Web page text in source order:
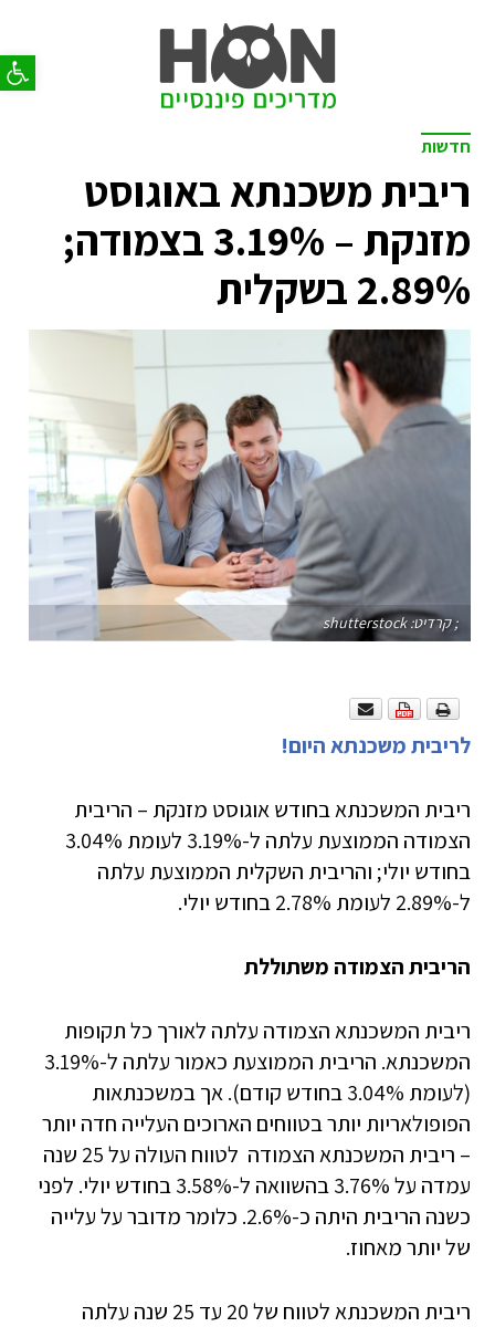
פתח
חדשות
ריבית משכנתא באוגוסט
מזנקת – 3.19% בצמודה;
2.89% בשקלית
; קרדיט: shutterstock
לריבית משכנתא היום!
ריבית המשכנתא בחודש אוגוסט מזנקת – הריבית
הצמודה הממוצעת עלתה ל-3.19% לעומת 3.04%
בחודש יולי; והריבית השקלית הממוצעת עלתה
ל-2.89% לעומת 2.78% בחודש יולי.
הריבית הצמודה משתוללת
ריבית המשכנתא הצמודה עלתה לאורך כל תקופות
המשכנתא. הריבית הממוצעת כאמור עלתה ל-3.19%
(לעומת 3.04% בחודש קודם). אך במשכנתאות
הפופולאריות יותר בטווחים הארוכים העלייה חדה יותר
– ריבית המשכנתא הצמודה לטווח העולה על 25 שנה
עמדה על 3.76% בהשוואה ל-3.58% בחודש יולי. לפני
כשנה הריבית היתה כ-2.6%. כלומר מדובר על עלייה
של יותר מאחוז.
ריבית המשכנתא לטווח של 20 עד 25 שנה עלתה